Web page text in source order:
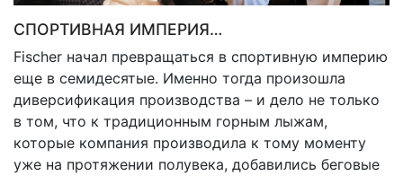
СПОРТИВНАЯ ИМПЕРИЯ…
Fischer начал превращаться в спортивную империю
еще в семидесятые. Именно тогда произошла
диверсификация производства – и дело не только
в том, что к традиционным горным лыжам,
которые компания производила к тому моменту
уже на протяжении полувека, добавились беговые